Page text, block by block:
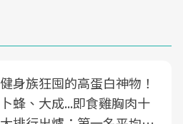
健身族狂囤的高蛋白神物！
卜蜂、大成...即食雞胸肉十